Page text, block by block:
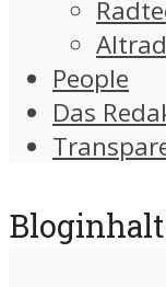
People
Das
Bloginhalt